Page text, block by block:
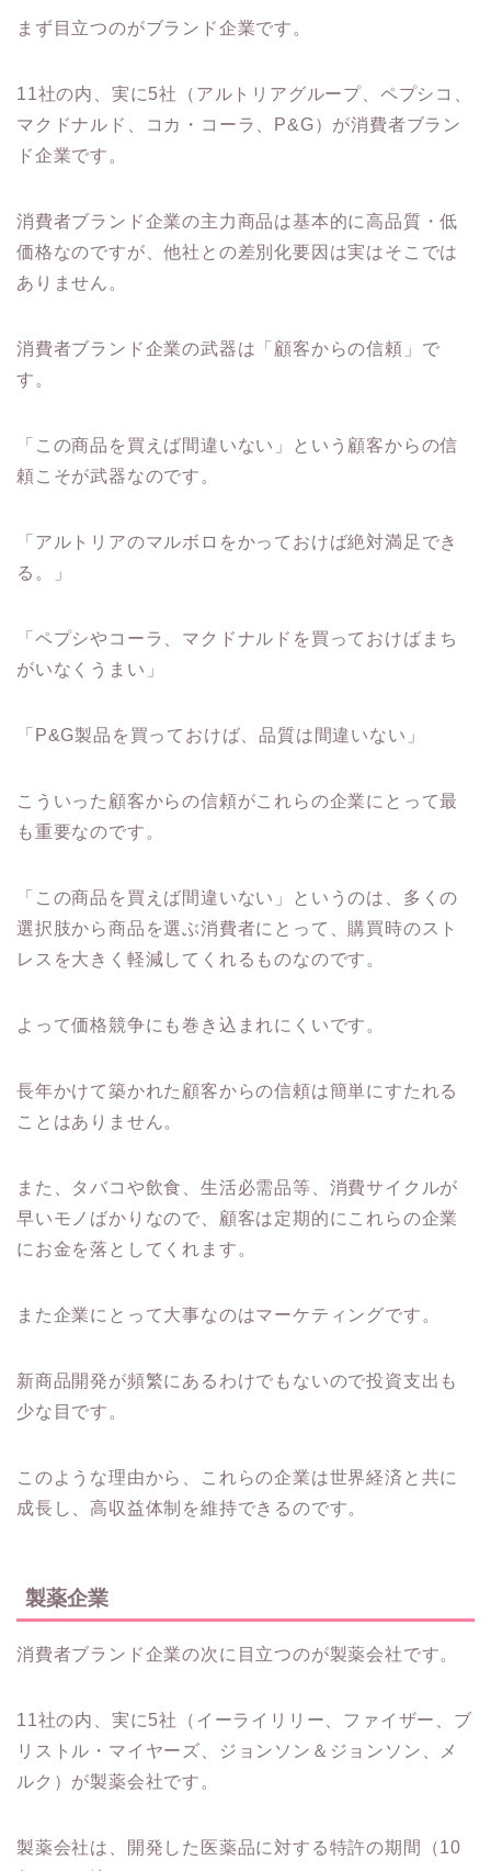
まず目立つのがブランド企業です。
11社の内、実に5社（アルトリアグループ、ペプシコ、
マクドナルド、コカ・コーラ、P&G）が消費者ブラン
ド企業です。
消費者ブランド企業の主力商品は基本的に高品質・低
価格なのですが、他社との差別化要因は実はそこでは
ありません。
消費者ブランド企業の武器は「顧客からの信頼」で
す。
「この商品を買えば間違いない」という顧客からの信
頼こそが武器なのです。
「アルトリアのマルボロをかっておけば絶対満足でき
る。」
「ペプシやコーラ、マクドナルドを買っておけばまち
がいなくうまい」
「P&G製品を買っておけば、品質は間違いない」
こういった顧客からの信頼がこれらの企業にとって最
も重要なのです。
「この商品を買えば間違いない」というのは、多くの
選択肢から商品を選ぶ消費者にとって、購買時のスト
レスを大きく軽減してくれるものなのです。
よって価格競争にも巻き込まれにくいです。
長年かけて築かれた顧客からの信頼は簡単にすたれる
ことはありません。
また、タバコや飲食、生活必需品等、消費サイクルが
早いモノばかりなので、顧客は定期的にこれらの企業
にお金を落としてくれます。
また企業にとって大事なのはマーケティングです。
新商品開発が頻繁にあるわけでもないので投資支出も
少な目です。
このような理由から、これらの企業は世界経済と共に
成長し、高収益体制を維持できるのです。
製薬企業
消費者ブランド企業の次に目立つのが製薬会社です。
11社の内、実に5社（イーライリリー、ファイザー、ブ
リストル・マイヤーズ、ジョンソン＆ジョンソン、メ
ルク）が製薬会社です。
製薬会社は、開発した医薬品に対する特許の期間（10